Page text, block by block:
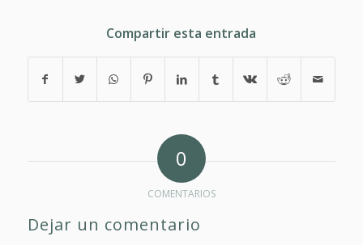
Compartir esta entrada
0
COMENTARIOS
Dejar un comentario